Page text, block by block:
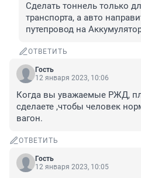
Сделать тоннель только
транспорта, а авто
путепровод на
ОТВЕТИТЬ
Гость
12 января 2023, 10:06
Когда вы уважаемые РЖД,
сделаете ,чтобы человек
вагон.
ОТВЕТИТЬ
Гость
12 января 2023, 10:05